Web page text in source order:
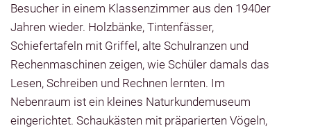
Besucher in einem Klassenzimmer aus den 1940er
Jahren wieder. Holzbänke, Tintenfässer,
Schiefertafeln mit Griffel, alte Schulranzen und
Rechenmaschinen zeigen, wie Schüler damals das
Lesen, Schreiben und Rechnen lernten. Im
Nebenraum ist ein kleines Naturkundemuseum
eingerichtet. Schaukästen mit präparierten Vögeln,